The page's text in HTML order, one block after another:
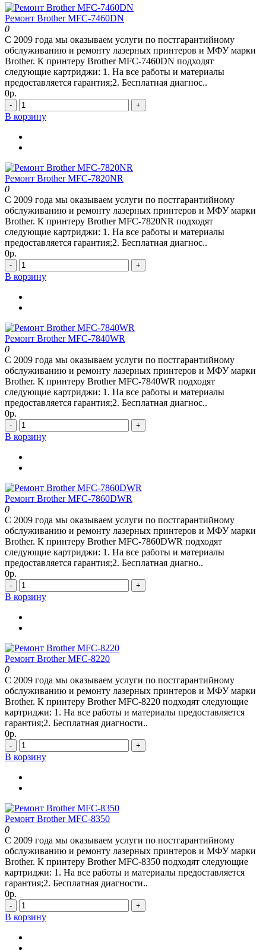
Ремонт Brother MFC-7460DN
0
С 2009 года мы оказываем услуги по постгарантийному
обслуживанию и ремонту лазерных принтеров и МФУ марки
Brother. К принтеру Brother MFC-7460DN подходят
следующие картриджи: 1. На все работы и материалы
предоставляется гарантия;2. Бесплатная диагнос..
0р.
- +
В корзину
Ремонт Brother MFC-7820NR
0
С 2009 года мы оказываем услуги по постгарантийному
обслуживанию и ремонту лазерных принтеров и МФУ марки
Brother. К принтеру Brother MFC-7820NR подходят
следующие картриджи: 1. На все работы и материалы
предоставляется гарантия;2. Бесплатная диагнос..
0р.
- +
В корзину
Ремонт Brother MFC-7840WR
0
С 2009 года мы оказываем услуги по постгарантийному
обслуживанию и ремонту лазерных принтеров и МФУ марки
Brother. К принтеру Brother MFC-7840WR подходят
следующие картриджи: 1. На все работы и материалы
предоставляется гарантия;2. Бесплатная диагнос..
0р.
- +
В корзину
Ремонт Brother MFC-7860DWR
0
С 2009 года мы оказываем услуги по постгарантийному
обслуживанию и ремонту лазерных принтеров и МФУ марки
Brother. К принтеру Brother MFC-7860DWR подходят
следующие картриджи: 1. На все работы и материалы
предоставляется гарантия;2. Бесплатная диагно..
0р.
- +
В корзину
Ремонт Brother MFC-8220
0
С 2009 года мы оказываем услуги по постгарантийному
обслуживанию и ремонту лазерных принтеров и МФУ марки
Brother. К принтеру Brother MFC-8220 подходят следующие
картриджи: 1. На все работы и материалы предоставляется
гарантия;2. Бесплатная диагности..
0р.
- +
В корзину
Ремонт Brother MFC-8350
0
С 2009 года мы оказываем услуги по постгарантийному
обслуживанию и ремонту лазерных принтеров и МФУ марки
Brother. К принтеру Brother MFC-8350 подходят следующие
картриджи: 1. На все работы и материалы предоставляется
гарантия;2. Бесплатная диагности..
0р.
- +
В корзину